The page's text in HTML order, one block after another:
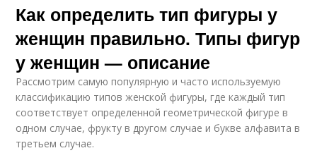
Как определить тип фигуры у
женщин правильно. Типы фигур
у женщин — описание
Рассмотрим самую популярную и часто используемую
классификацию типов женской фигуры, где каждый тип
соответствует определенной геометрической фигуре в
одном случае, фрукту в другом случае и букве алфавита в
третьем случае.